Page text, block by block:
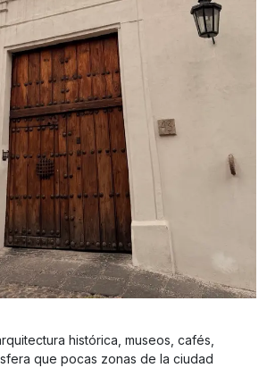
histórica, museos, cafés,
que pocas zonas de la ciudad